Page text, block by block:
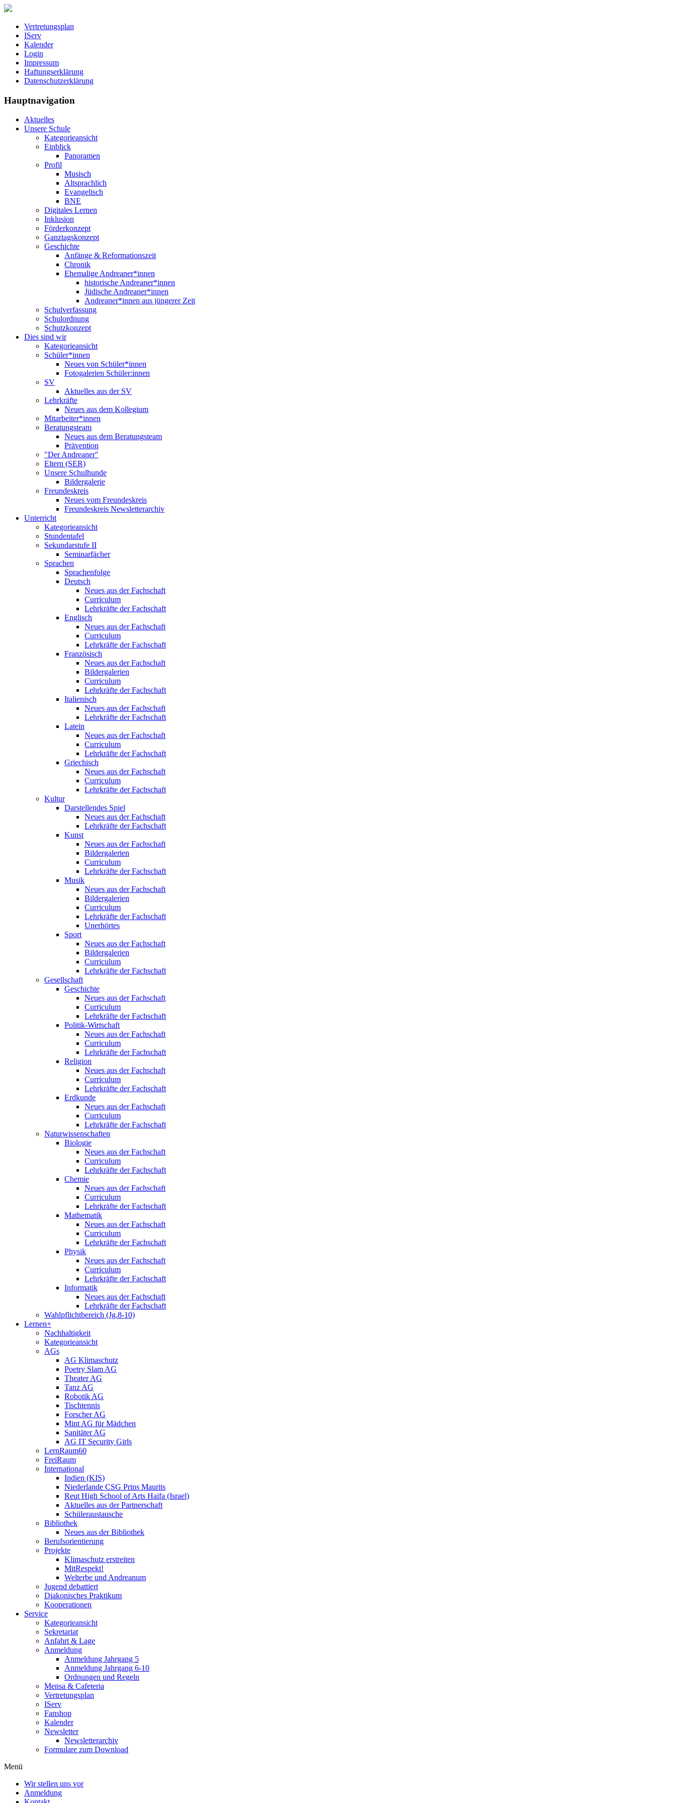
Vertretungsplan
IServ
Kalender
Login
Impressum
Haftungserklärung
Datenschutzerklärung
Hauptnavigation
Aktuelles
Unsere Schule
Kategorieansicht
Einblick
Panoramen
Profil
Musisch
Altsprachlich
Evangelisch
BNE
Digitales Lernen
Inklusion
Förderkonzept
Ganztagskonzept
Geschichte
Anfänge & Reformationszeit
Chronik
Ehemalige Andreaner*innen
historische Andreaner*innen
Jüdische Andreaner*innen
Andreaner*innen aus jüngerer Zeit
Schulverfassung
Schulordnung
Schutzkonzept
Dies sind wir
Kategorieansicht
Schüler*innen
Neues von Schüler*innen
Fotogalerien Schüler:innen
SV
Aktuelles aus der SV
Lehrkräfte
Neues aus dem Kollegium
Mitarbeiter*innen
Beratungsteam
Neues aus dem Beratungsteam
Prävention
"Der Andreaner"
Eltern (SER)
Unsere Schulhunde
Bildergalerie
Freundeskreis
Neues vom Freundeskreis
Freundeskreis Newsletterarchiv
Unterricht
Kategorieansicht
Stundentafel
Sekundarstufe II
Seminarfächer
Sprachen
Sprachenfolge
Deutsch
Neues aus der Fachschaft
Curriculum
Lehrkräfte der Fachschaft
Englisch
Neues aus der Fachschaft
Curriculum
Lehrkräfte der Fachschaft
Französisch
Neues aus der Fachschaft
Bildergalerien
Curriculum
Lehrkräfte der Fachschaft
Italienisch
Neues aus der Fachschaft
Lehrkräfte der Fachschaft
Latein
Neues aus der Fachschaft
Curriculum
Lehrkräfte der Fachschaft
Griechisch
Neues aus der Fachschaft
Curriculum
Lehrkräfte der Fachschaft
Kultur
Darstellendes Spiel
Neues aus der Fachschaft
Lehrkräfte der Fachschaft
Kunst
Neues aus der Fachschaft
Bildergalerien
Curriculum
Lehrkräfte der Fachschaft
Musik
Neues aus der Fachschaft
Bildergalerien
Curriculum
Lehrkräfte der Fachschaft
Unerhörtes
Sport
Neues aus der Fachschaft
Bildergalerien
Curriculum
Lehrkräfte der Fachschaft
Gesellschaft
Geschichte
Neues aus der Fachschaft
Curriculum
Lehrkräfte der Fachschaft
Politik-Wirtschaft
Neues aus der Fachschaft
Curriculum
Lehrkräfte der Fachschaft
Religion
Neues aus der Fachschaft
Curriculum
Lehrkräfte der Fachschaft
Erdkunde
Neues aus der Fachschaft
Curriculum
Lehrkräfte der Fachschaft
Naturwissenschaften
Biologie
Neues aus der Fachschaft
Curriculum
Lehrkräfte der Fachschaft
Chemie
Neues aus der Fachschaft
Curriculum
Lehrkräfte der Fachschaft
Mathematik
Neues aus der Fachschaft
Curriculum
Lehrkräfte der Fachschaft
Physik
Neues aus der Fachschaft
Curriculum
Lehrkräfte der Fachschaft
Informatik
Neues aus der Fachschaft
Lehrkräfte der Fachschaft
Wahlpflichtbereich (Jg.8-10)
Lernen+
Nachhaltigkeit
Kategorieansicht
AGs
AG Klimaschutz
Poetry Slam AG
Theater AG
Tanz AG
Robotik AG
Tischtennis
Forscher AG
Mint AG für Mädchen
Sanitäter AG
AG IT Security Girls
LernRaum60
FreiRaum
International
Indien (KIS)
Niederlande CSG Prins Maurits
Reut High School of Arts Haifa (Israel)
Aktuelles aus der Partnerschaft
Schüleraustausche
Bibliothek
Neues aus der Bibliothek
Berufsorientierung
Projekte
Klimaschutz erstreiten
MitRespekt!
Welterbe und Andreanum
Jugend debattiert
Diakonisches Praktikum
Kooperationen
Service
Kategorieansicht
Sekretariat
Anfahrt & Lage
Anmeldung
Anmeldung Jahrgang 5
Anmeldung Jahrgang 6-10
Ordnungen und Regeln
Mensa & Cafeteria
Vertretungsplan
IServ
Fanshop
Kalender
Newsletter
Newsletterarchiv
Formulare zum Download
Menü
Wir stellen uns vor
Anmeldung